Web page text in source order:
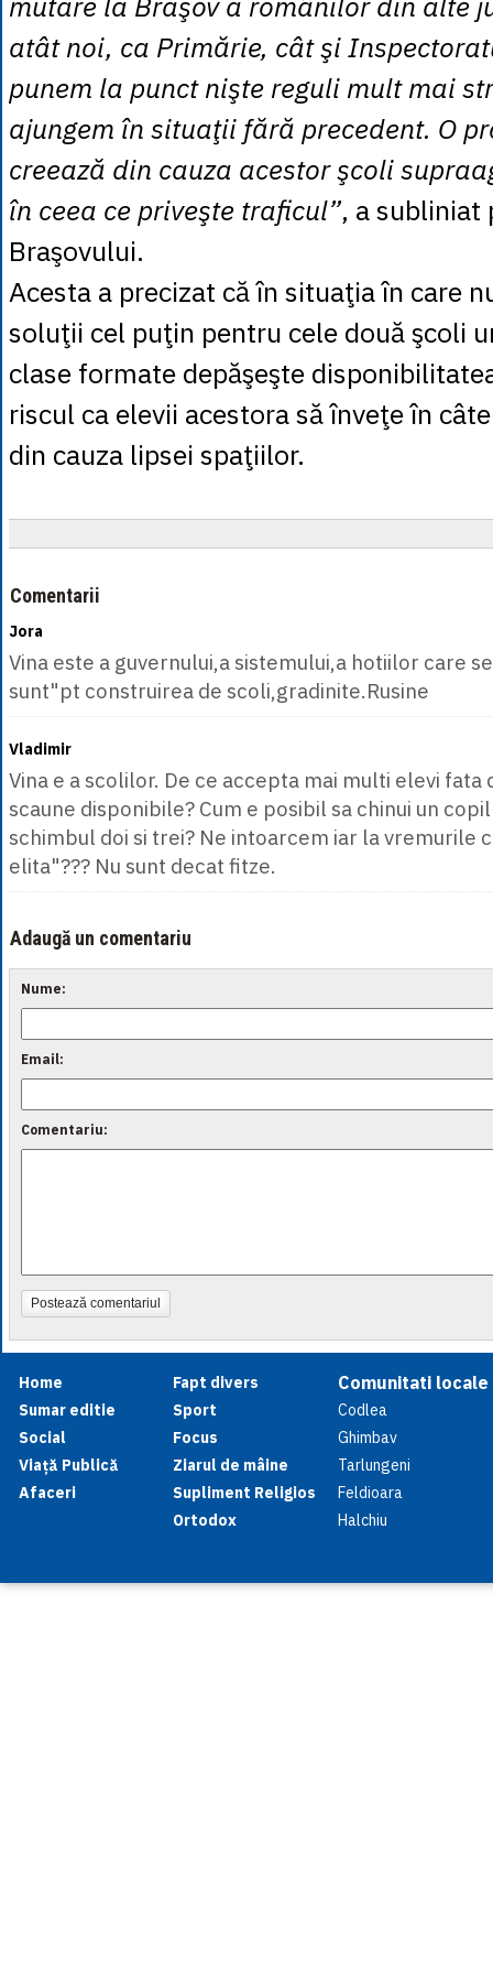
atât noi, ca Primărie, cât şi
punem la punct nişte reguli mult mai
ajungem în situaţii fără precedent. O
creează din cauza acestor şcoli
în ceea ce priveşte traficul”, a subliniat
Braşovului.
Acesta a precizat că în situaţia în care
soluţii cel puţin pentru cele două şcoli
clase formate depăşeşte
riscul ca elevii acestora să înveţe în
din cauza lipsei spaţiilor.
Comentarii
Jora
Vina este a guvernului,a sistemului,a hotiilor care
sunt"pt construirea de scoli,gradinite.Rusine
Vladimir
Vina e a scolilor. De ce accepta mai multi elevi fata
scaune disponibile? Cum e posibil sa chinui un
schimbul doi si trei? Ne intoarcem iar la vremurile
elita"??? Nu sunt decat fitze.
Adaugă un comentariu
Nume:
Email:
Comentariu:
Postează comentariul
Home
Sumar editie
Social
Viață Publică
Afaceri
Fapt divers
Sport
Focus
Ziarul de mâine
Supliment Religios
Ortodox
Comunitati locale
Codlea
Ghimbav
Tarlungeni
Feldioara
Halchiu